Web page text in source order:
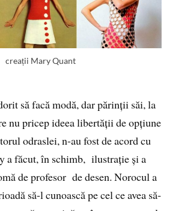
creații Mary Quant
să facă modă, dar părinții săi, la
nu pricep ideea libertății de opțiune
odraslei, n-au fost de acord cu
a făcut, în schimb, ilustrație și a
de profesor de desen. Norocul a
să-l cunoască pe cel ce avea să-